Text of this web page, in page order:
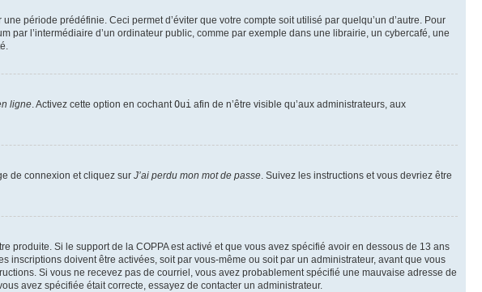
période prédéfinie. Ceci permet d’éviter que votre compte soit utilisé par quelqu’un d’autre. Pour
l’intermédiaire d’un ordinateur public, comme par exemple dans une librairie, un cybercafé, une
ligne . Activez cette option en cochant Oui afin de n’être visible qu’aux administrateurs, aux
de connexion et cliquez sur J’ai perdu mon mot de passe . Suivez les instructions et vous devriez être
produite. Si le support de la COPPA est activé et que vous avez spécifié avoir en dessous de 13 ans
doivent être activées, soit par vous-même ou soit par un administrateur, avant que vous
Si vous ne recevez pas de courriel, vous avez probablement spécifié une mauvaise adresse de
avez spécifiée était correcte, essayez de contacter un administrateur.